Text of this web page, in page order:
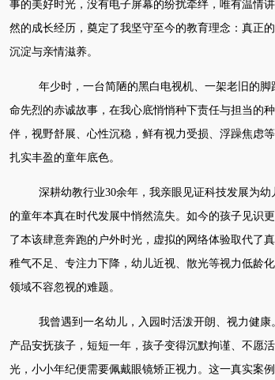
事的美好时光，没有电子屏幕的纷扰牵绊，唯有温情
然的成长经历，奠定了我坚守至今的教育理念：真正
沉淀与亲情滋养。
年少时，一台简陋的黑白电视机、一架老旧的脚
命先烈的赤诚故事，在我心底悄悄种下责任与担当的
伴，视野舒展、心性沉稳，鲜有视力受损、浮躁焦虑
扎实丰盈的童年底色。
深耕幼教行业30余年，我亲眼见证科技发展为幼
的童年本真在时代发展中悄然流失。如今的孩子见识
了本该肆意奔跑的户外时光，虚拟的网络体验取代了
稚气不足、专注力下降，幼儿近视、散光等视力低龄
领域不容忽视的难题。
我曾遇到一名幼儿，入园时活泼开朗、视力健康
产品安抚孩子，短短一年，孩子变得沉默拘谨、不愿
光，小小年纪便需要佩戴眼镜矫正视力。这一真实案